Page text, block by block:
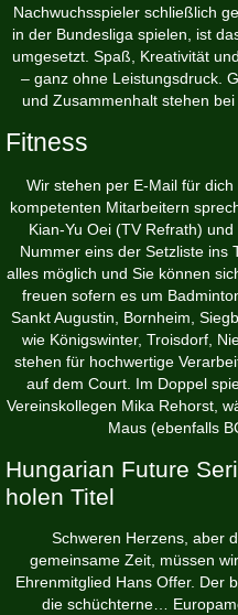
Nachwuchsspieler schließlich
in der Bundesliga spielen, ist
umgesetzt. Spaß, Kreativität
– ganz ohne Leistungsdruck.
und Zusammenhalt stehen
Fitness
Wir stehen per E-Mail für
kompetenten Mitarbeitern
Kian-Yu Oei (TV Refrath)
Nummer eins der Setzliste ins
alles möglich und Sie können
freuen sofern es um
Sankt Augustin, Bornheim,
wie Königswinter, Troisdorf,
stehen für hochwertige
auf dem Court. Im Doppel
Vereinskollegen Mika Rehorst,
Maus (ebenfalls
Hungarian Future
holen Titel
Schweren Herzens, aber
gemeinsame Zeit, müssen
Ehrenmitglied Hans Offer. Der
die schüchterne…